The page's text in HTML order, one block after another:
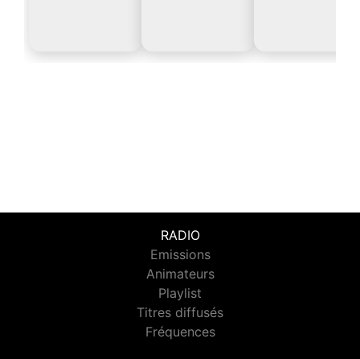
RADIO
Emissions
Animateurs
Playlist
Titres diffusés
Fréquences